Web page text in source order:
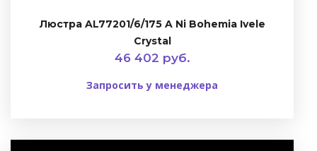
Люстра AL77201/6/175 A Ni Bohemia Ivele
Crystal
46 402 руб.
Запросить у менеджера